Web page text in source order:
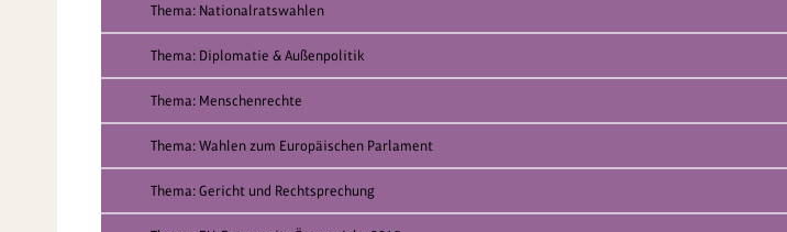
Thema: Nationalratswahlen
Thema: Diplomatie & Außenpolitik
Thema: Menschenrechte
Thema: Wahlen zum Europäischen Parlament
Thema: Gericht und Rechtsprechung